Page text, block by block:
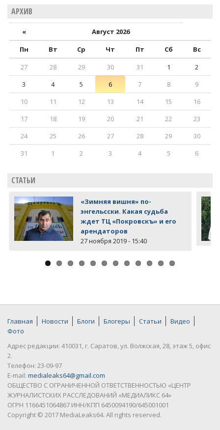
АРХИВ
«
Август 2026
Пн
Вт Ср Чт Пт Сб
Вс
27
28 29 30 31 1
2
3
4 5 6 7 8
9
10
11 12 13 14 15
16
17
18 19 20 21 22
23
24
25 26 27 28 29
30
31
1 2 3 4 5 6
СТАТЬИ
«Зимняя вишня» по-
энгельсски. Какая судьба
ждет ТЦ «Покровскъ» и его
арендаторов
27 ноября 2019 - 15:40
Главная Новости Блоги Блогеры Статьи
Видео
Фото
Адрес редакции: 410031, г. Саратов, ул. Волжская, 28, этаж 5, офис
2.
Телефон: 23-09-97
E-mail: medialeaks64@gmail.com
ОБЩЕСТВО С ОГРАНИЧЕННОЙ ОТВЕТСТВЕННОСТЬЮ «ЦЕНТР
ЖУРНАЛИСТСКИХ РАССЛЕДОВАНИЙ «МЕДИАЛИКС 64»
ОГРН 1166451064867 ИНН/КПП 6450094190/645001001
Copyright © 2017 MediaLeaks64. All rights reserved.